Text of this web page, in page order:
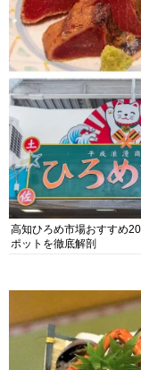
高知ひろめ市場おすすめ
ポットを徹底解剖